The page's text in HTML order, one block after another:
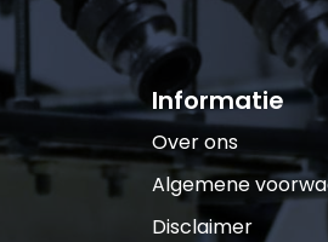
Informatie
Over ons
Algemene
Disclaimer